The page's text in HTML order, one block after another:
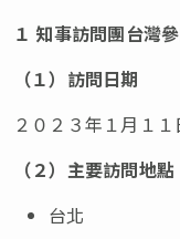
１ 知事訪問團台灣
（１）訪問日期
２０２３年１月１１
（２）主要訪問地點
台北